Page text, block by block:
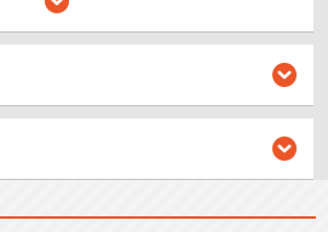
られたようなアザがあることを見つけ
ない。意を決した哲雄は零花の家に忍び込
。そこで目にしたのは、零花に手を上げ
らに延人は元カノを殴り殺した過去を持
たとえ僕たち夫婦に、最悪の結果が訪れて
ただの弱いおじさん”は、裏社会の猛者た